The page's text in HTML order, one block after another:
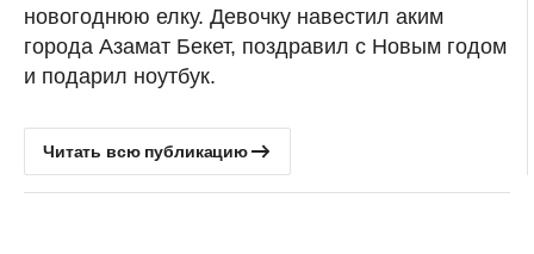
новогоднюю елку. Девочку навестил аким
города Азамат Бекет, поздравил с Новым годом
и подарил ноутбук.
Читать всю публикацию